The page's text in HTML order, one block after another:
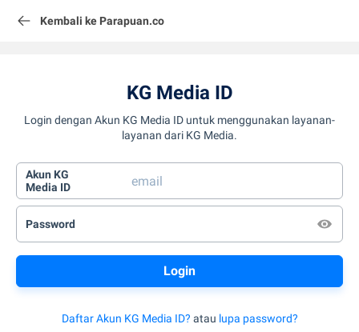
Kembali ke Parapuan.co
KG Media ID
Login dengan Akun KG Media ID untuk menggunakan layanan-
layanan dari KG Media.
Akun KG
Media ID
Password
Daftar Akun KG Media ID? atau lupa password?